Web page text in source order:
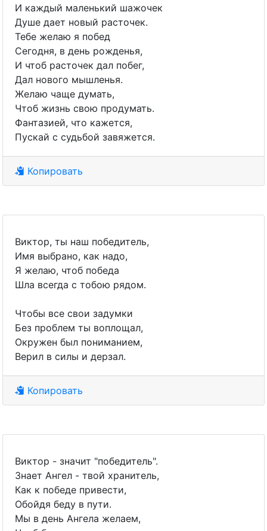
И каждый маленький шажочек
Душе дает новый расточек.
Тебе желаю я побед
Сегодня, в день рожденья,
И чтоб расточек дал побег,
Дал нового мышленья.
Желаю чаще думать,
Чтоб жизнь свою продумать.
Фантазией, что кажется,
Пускай с судьбой завяжется.
Копировать
Виктор, ты наш победитель,
Имя выбрано, как надо,
Я желаю, чтоб победа
Шла всегда с тобою рядом.
Чтобы все свои задумки
Без проблем ты воплощал,
Окружен был пониманием,
Верил в силы и дерзал.
Копировать
Виктор - значит "победитель".
Знает Ангел - твой хранитель,
Как к победе привести,
Обойдя беду в пути.
Мы в день Ангела желаем,